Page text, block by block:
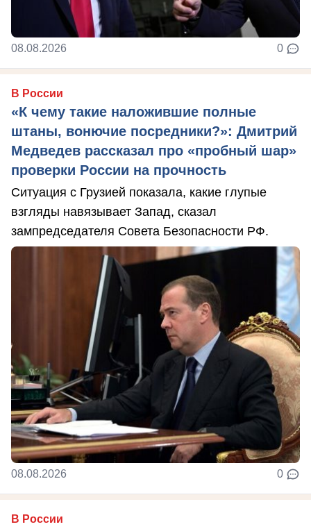
08.08.2026 0
В России
«К чему такие наложившие полные
штаны, вонючие посредники?»: Дмитрий
Медведев рассказал про «пробный шар»
проверки России на прочность
Ситуация с Грузией показала, какие глупые
взгляды навязывает Запад, сказал
зампредседателя Совета Безопасности РФ.
08.08.2026 0
В России